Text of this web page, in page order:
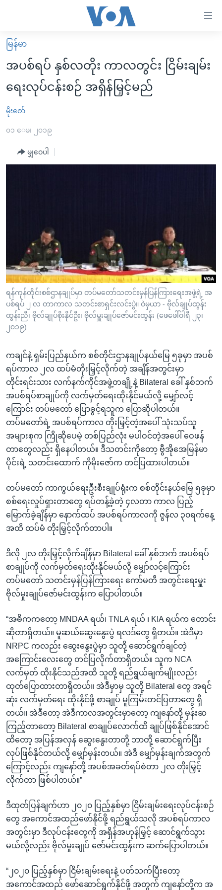
လွယ်ကူ
စေ
Link
များ
ပင်မ
စာမျက်နှာ
သို့
ကျော်
ကြည့်
ရန်
ရှာဖွေ
ရန်
သို့
ကျော်
ရန်
မူလစာမျက်နှာ
မြန်မာ
ကမ္ဘာ့သတင်းများ
နိုင်ငံတကာ
အစ္စရေး-ပါလက်စတိုင်း
ဗွီဒီယို
အင်္ဂလိပ်စာလေ့လာမယ်
သုတပဒေသာ အင်္ဂလိပ်စာ
Learning English
ဗွီအိုအေ လူမှုကွန်ယက်များ
ဘာသာစကားများ
မြန်မာ
အပစ်ရပ် နှစ်လတိုး ကာလတွင်း ငြိမ်းချမ်း
ရေးလုပ်ငန်းစဉ် အရှိန်မြှင့်မည်
မိုးဇော်
၀၁ ေမ၊ ၂၀၁၉
မျှဝေပါ
ရန်ကုန်တိုင်းစစ်ဌာနချုပ်မှာ တပ်မတော်သတင်းမှန်ပြန်ကြားရေးအဖွဲ့ရဲ့ အ
ပစ်ရပ် ၂ လ တာကာလ သတင်းစာရှင်းလင်းပွဲ။ ဝဲမှယာ - ဗိုလ်ချုပ်ထွန်း
ထွန်းညီ၊ ဗိုလ်ချုပ်စိုးနိုင်ဦး၊ ဗိုလ်မှူးချုပ်ဇော်မင်းထွန်း (ဖေဖေါ်ဝါရီ ၂၃၊
၂၀၁၉)
ကချင်နဲ့ ရှမ်းပြည်နယ်က စစ်တိုင်းဌာနချုပ်နယ်မြေ ၅ခုမှာ အပစ်
ရပ်ကာလ ၂လ ထပ်မံတိုးမြှင့်လိုက်တဲ့ အချိန်အတွင်းမှာ
တိုင်းရင်းသား လက်နက်ကိုင်အဖွဲ့တချို့နဲ့ Bilateral ခေါ် နှစ်ဘက်
အပစ်ရပ်စာချုပ်ကို လက်မှတ်ရေးထိုးနိုင်မယ်လို့ မျှော်လင့်
ကြောင်း တပ်မတော် ပြောခွင့်ရသူက ပြောဆိုပါတယ်။
တပ်မတော်ရဲ့ အပစ်ရပ်ကာလ တိုးမြှင့်တဲ့အပေါ် သုံးသပ်သူ
အများစုက ကြိုဆိုပေမဲ့ တစ်ပြည်လုံး မပါဝင်တဲ့အပေါ် ဝေဖန်
တာတွေလည်း ရှိနေပါတယ်။ ဒီသတင်းကိုတော့ ဗွီအိုအေမြန်မာ
ပိုင်းရဲ့ သတင်းထောက် ကိုမိုးဇော်က တင်ပြထားပါတယ်။
တပ်မတော် ကာကွယ်ရေးဦးစီးချုပ်ရုံးက စစ်တိုင်းနယ်မြေ ၅ခုမှာ
စစ်ရေးလှုပ်ရှားတာတွေ ရပ်တန့်ခဲ့တဲ့ ၄လတာ ကာလ ပြည့်
မြောက်ခဲ့ချိန်မှာ နောက်ထပ် အပစ်ရပ်ကာလကို ဇွန်လ ၃၀ရက်နေ့
အထိ ထပ်မံ တိုးမြှင့်လိုက်တာပါ။
ဒီလို ၂လ တိုးမြှင့်လိုက်ချိန်မှာ Bilateral ခေါ် နှစ်ဘက် အပစ်ရပ်
စာချုပ်ကို လက်မှတ်ရေးထိုးနိုင်မယ်လို့ မျှော်လင့်ကြောင်း
တပ်မတော် သတင်းမှန်ပြန်ကြားရေး ကော်မတီ အတွင်းရေးမှူး
ဗိုလ်မှုးချုပ်ဇော်မင်းထွန်းက ပြောပါတယ်။
“အဓိကကတော့ MNDAA ရယ်၊ TNLA ရယ် ၊ KIA ရယ်က တောင်း
ဆိုတာရှိတယ်။ မူဆယ်ဆွေးနွေးပွဲ ရလဒ်တွေ ရှိတယ်။ အဲဒီမှာ
NRPC ကလည်း ဆွေးနွေးပွဲမှာ သူတို့ ဆောင်ရွက်ချင်တဲ့
အကြောင်းလေးတွေ တင်ပြလိုက်တာရှိတယ်။ သူက NCA
လက်မှတ် ထိုးနိုင်သည်အထိ သူတို့ ရည်ရွယ်ချက်မျိုးလည်း
ထုတ်ပြောထားတာရှိတယ်။ အဲဒီမှာမှ သူတို့ Bilateral တွေ အရင်
ဆုံး လက်မှတ်ရေး ထိုးနိုင်ဖို့ စာချုပ် မူကြမ်းတင်ပြတာတွေ ရှိ
တယ်။ အဲဒီတော့ အဲဒီကာလအတွင်းမှာတော့ ကျနော်တို့ မှန်းဆ
ကြည့်တာတော့ Bilateral စာချုပ်လောက်ထိ ချုပ်ဖြစ်နိုင်အောင်
ထိတော့ အပြန်အလှန် ဆွေးနွေးတာတို့ ဘာတို့ ဆောင်ရွက်ပြီး
လုပ်ဖြစ်နိုင်တယ်လို့ မျှော်မှန်းတယ်။ အဲဒီ မျှော်မှန်းချက်အတွက်
ကြောင့်လည်း ကျနော်တို့ အပစ်အခတ်ရပ်စဲတာ ၂လ တိုးမြှင့်
လိုက်တာ ဖြစ်ပါတယ်။”
ဒီထုတ်ပြန်ချက်ဟာ ၂၀၂၀ ပြည့်နှစ်မှာ ငြိမ်းချမ်းရေးလုပ်ငန်းစဉ်
တွေ အကောင်အထည်ဖော်နိုင်ဖို့ ရည်ရွယ်သလို အပစ်ရပ်ကာလ
အတွင်းမှာ ဒီလုပ်ငန်းတွေကို အရှိန်အဟုန်မြှင့် ဆောင်ရွက်သွား
မယ်လို့လည်း ဗိုလ်မှုးချုပ် ဇော်မင်းထွန်းက ဆက်ပြောပါတယ်။
“၂၀၂၀ ပြည့်နှစ်မှာ ငြိမ်းချမ်းရေးနဲ့ ပတ်သက်ပြီးတော့
အကောင်အထည် ဖော်ဆောင်ရွက်နိုင်ဖို့ အတွက် ကျနော်တို့က အ